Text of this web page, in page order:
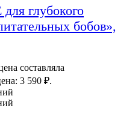
глубокого
бобов»,
составляла
3 590 ₽.